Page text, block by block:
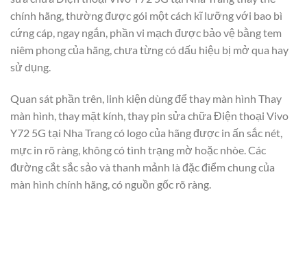
chính hãng, thường được gói một cách kĩ lưỡng với bao bì
cứng cáp, ngay ngắn, phần vi mạch được bảo vệ bằng tem
niêm phong của hãng, chưa từng có dấu hiệu bị mở qua hay
sử dụng.
Quan sát phần trên, linh kiện dùng để thay màn hình Thay
màn hình, thay mặt kính, thay pin sửa chữa Điện thoại Vivo
Y72 5G tại Nha Trang có logo của hãng được in ấn sắc nét,
mực in rõ ràng, không có tình trạng mờ hoặc nhòe. Các
đường cắt sắc sảo và thanh mảnh là đặc điểm chung của
màn hình chính hãng, có nguồn gốc rõ ràng.